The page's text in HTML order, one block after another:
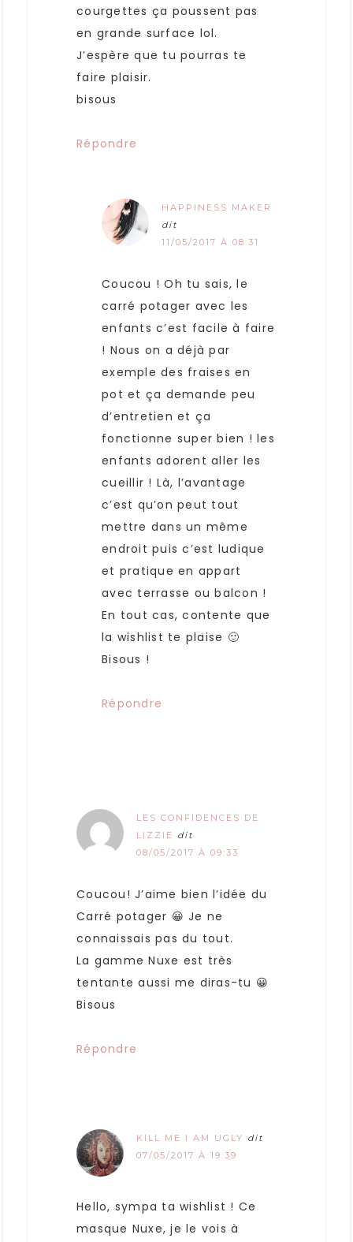
courgettes ça poussent pas
en grande surface lol.
J’espère que tu pourras te
faire plaisir.
bisous
Répondre
HAPPINESS MAKER
dit
11/05/2017 À 08:31
Coucou ! Oh tu sais, le
carré potager avec les
enfants c’est facile à faire
! Nous on a déjà par
exemple des fraises en
pot et ça demande peu
d’entretien et ça
fonctionne super bien ! les
enfants adorent aller les
cueillir ! Là, l’avantage
c’est qu’on peut tout
mettre dans un même
endroit puis c’est ludique
et pratique en appart
avec terrasse ou balcon !
En tout cas, contente que
la wishlist te plaise 🙂
Bisous !
Répondre
LES CONFIDENCES DE
LIZZIE dit
08/05/2017 À 09:33
Coucou! J’aime bien l’idée du
Carré potager 😀 Je ne
connaissais pas du tout.
La gamme Nuxe est très
tentante aussi me diras-tu 😀
Bisous
Répondre
KILL ME I AM UGLY dit
07/05/2017 À 19:39
Hello, sympa ta wishlist ! Ce
masque Nuxe, je le vois à